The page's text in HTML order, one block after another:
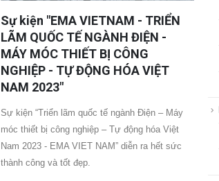
Sự kiện "EMA VIETNAM - TRIỂN
LÃM QUỐC TẾ NGÀNH ĐIỆN -
MÁY MÓC THIẾT BỊ CÔNG
NGHIỆP - TỰ ĐỘNG HÓA VIỆT
NAM 2023"
Sự kiện “Triển lãm quốc tế ngành Điện – Máy
móc thiết bị công nghiệp – Tự động hóa Việt
Nam 2023 - EMA VIET NAM” diễn ra hết sức
thành công và tốt đẹp.